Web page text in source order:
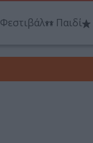
Φεστιβάλ Παιδί